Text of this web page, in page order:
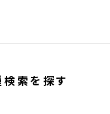
索を探す